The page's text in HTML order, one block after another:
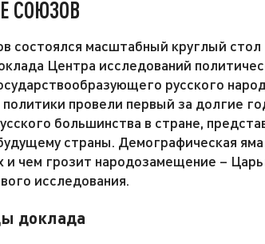
СОЮЗОВ
состоялся масштабный круглый стол
Центра исследований
русского
провели первый за долгие
большинства в стране,
страны. Демографическая яма
и чем грозит народозамещение –
исследования.
доклада